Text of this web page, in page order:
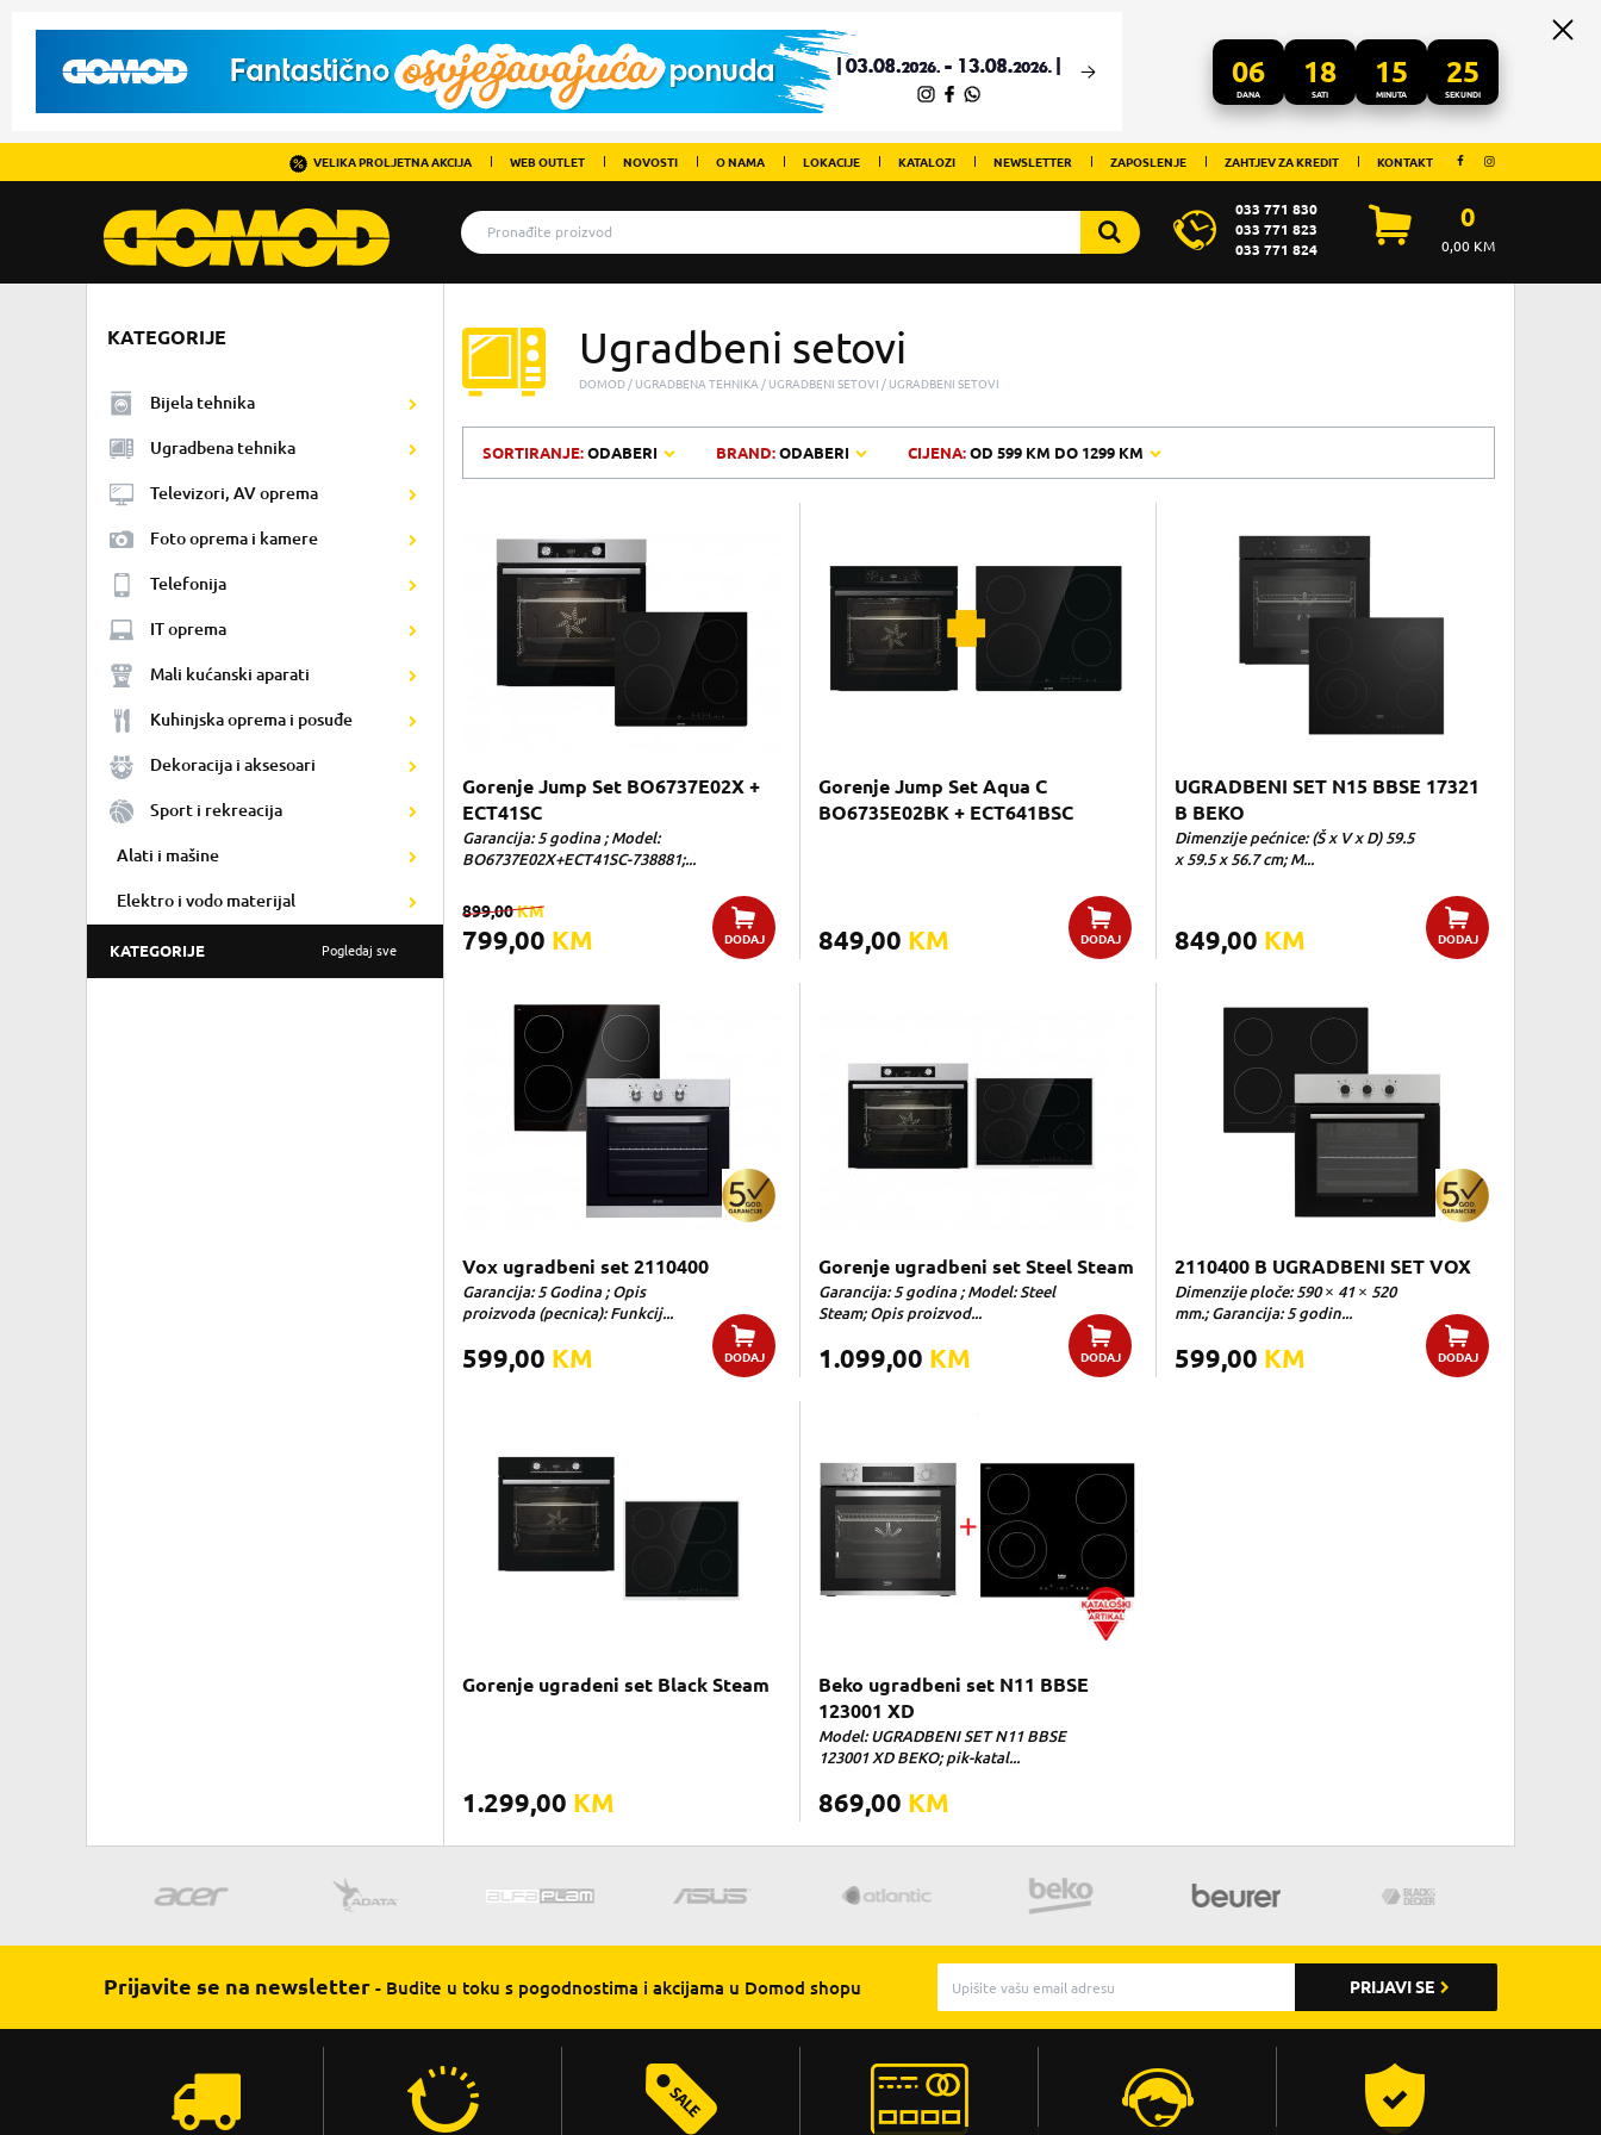
06
DANA
18
SATI
15
MINUTA
25
SEKUNDI
VELIKA PROLJETNA AKCIJA WEB OUTLET NOVOSTI O NAMA LOKACIJE KATALOZI NEWSLETTER ZAPOSLENJE ZAHTJEV ZA KREDIT KONTAKT
033 771 830
033 771 823
033 771 824
0
0,00KM
KATEGORIJE
Bijela tehnika
Ugradbena tehnika
Televizori, AV oprema
Foto oprema i kamere
Telefonija
IT oprema
Mali kućanski aparati
Kuhinjska oprema i posuđe
Dekoracija i aksesoari
Sport i rekreacija
Alati i mašine
Elektro i vodo materijal
KATEGORIJE Pogledaj sve
Ugradbeni setovi
DOMOD UGRADBENA TEHNIKA UGRADBENI SETOVI UGRADBENI SETOVI
SORTIRANJE:ODABERI BRAND:ODABERI CIJENA:OD 599 KM DO 1299 KM
Gorenje Jump Set BO6737E02X +
ECT41SC
Garancija: 5 godina ; Model:
BO6737E02X+ECT41SC-738881;...
799,00 KM
899,00KM
DODAJ
Gorenje Jump Set Aqua C
BO6735E02BK + ECT641BSC
849,00 KM DODAJ
UGRADBENI SET N15 BBSE 17321
B BEKO
Dimenzije pećnice: (Š x V x D) 59.5
x 59.5 x 56.7 cm; M...
849,00 KM DODAJ
Vox ugradbeni set 2110400
Garancija: 5 Godina ; Opis
proizvoda (pecnica): Funkcij...
599,00 KM DODAJ
Gorenje ugradbeni set Steel Steam
Garancija: 5 godina ; Model: Steel
Steam; Opis proizvod...
1.099,00 KM DODAJ
2110400 B UGRADBENI SET VOX
Dimenzije ploče: 590 × 41 × 520
mm.; Garancija: 5 godin...
599,00 KM DODAJ
Gorenje ugradeni set Black Steam
1.299,00 KM
Beko ugradbeni set N11 BBSE
123001 XD
Model: UGRADBENI SET N11 BBSE
123001 XD BEKO; pik-katal...
869,00 KM
Prijavite se na newsletter - Budite u toku s pogodnostima i akcijama u Domod shopu PRIJAVI SE